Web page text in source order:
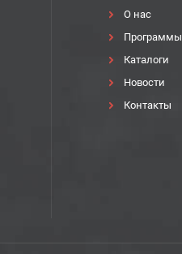
О нас
Программы
Каталоги
Новости
Контакты